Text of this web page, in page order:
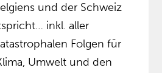
und der Schweiz
inkl. aller
Folgen für
Umwelt und den